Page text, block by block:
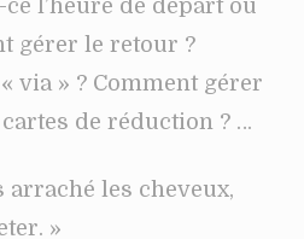
l’heure de départ ou
gérer le retour ?
via » ? Comment gérer
de réduction ? …
arraché les cheveux,
»